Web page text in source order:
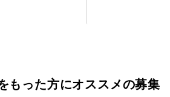
もった方にオススメの募集